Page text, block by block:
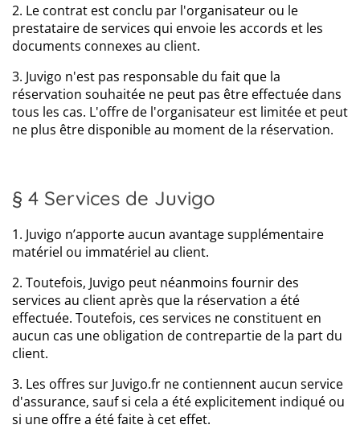
2. Le contrat est conclu par l'organisateur ou le
prestataire de services qui envoie les accords et les
documents connexes au client.
3. Juvigo n'est pas responsable du fait que la
réservation souhaitée ne peut pas être effectuée dans
tous les cas. L'offre de l'organisateur est limitée et peut
ne plus être disponible au moment de la réservation.
§ 4 Services de Juvigo
1. Juvigo n’apporte aucun avantage supplémentaire
matériel ou immatériel au client.
2. Toutefois, Juvigo peut néanmoins fournir des
services au client après que la réservation a été
effectuée. Toutefois, ces services ne constituent en
aucun cas une obligation de contrepartie de la part du
client.
3. Les offres sur Juvigo.fr ne contiennent aucun service
d'assurance, sauf si cela a été explicitement indiqué ou
si une offre a été faite à cet effet.